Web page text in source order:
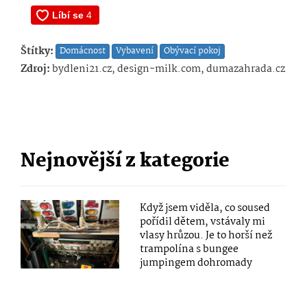
Štítky: Domácnost Vybavení Obývací pokoj
Zdroj:bydleni21.cz, design-milk.com, dumazahrada.cz
Nejnovější z kategorie
Když jsem viděla, co soused
pořídil dětem, vstávaly mi
vlasy hrůzou. Je to horší než
trampolína s bungee
jumpingem dohromady